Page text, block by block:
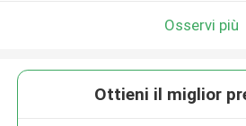
Osservi più
Ottieni il miglior